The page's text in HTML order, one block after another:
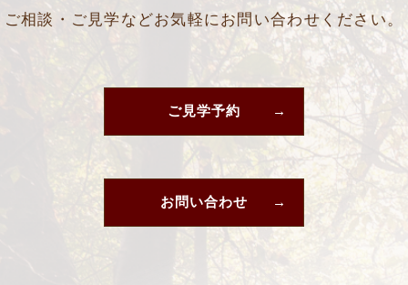
ご相談・ご見学などお気軽にお問い合わせください。
ご見学予約
お問い合わせ